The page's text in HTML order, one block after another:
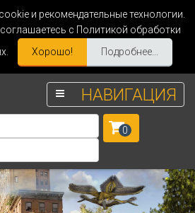
и рекомендательные технологии.
с Политикой обработки
Хорошо! Подробнее...
НАВИГАЦИЯ
0